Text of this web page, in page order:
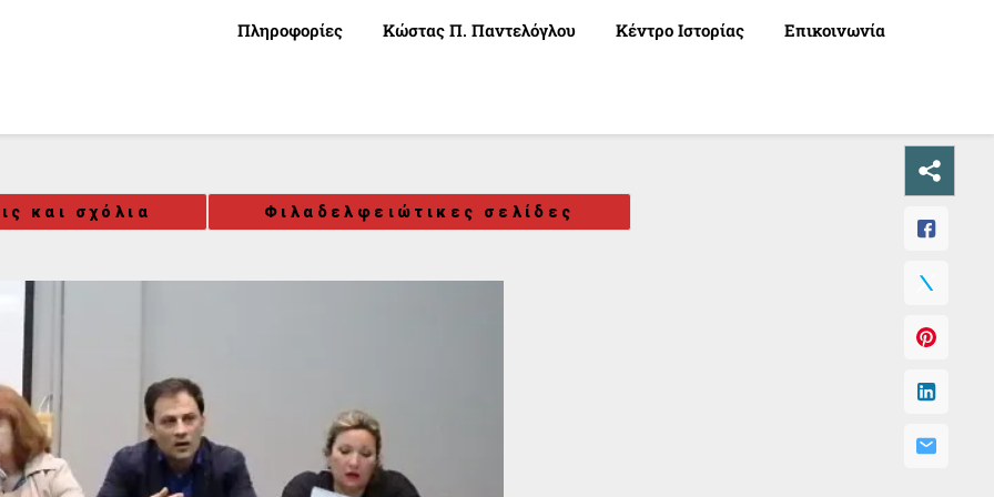
Πληροφορίες Κώστας Π. Παντελόγλου Κέντρο Ιστορίας Επικοινωνία
και σχόλια Φιλαδελφειώτικες σελίδες